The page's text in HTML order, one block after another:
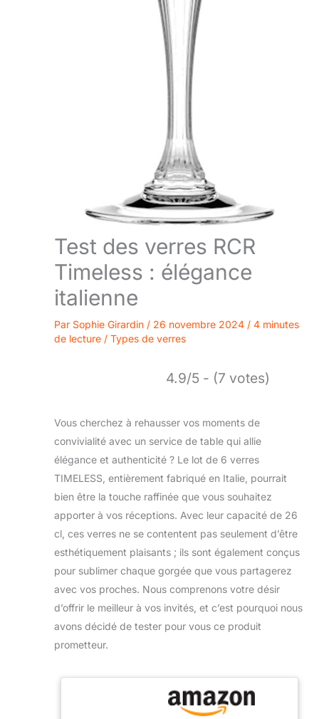
Test des verres RCR
Timeless : élégance
italienne
Par Sophie Girardin / 26 novembre 2024 / 4 minutes
de lecture / Types de verres
4.9/5 - (7 votes)
Vous cherchez à rehausser vos moments de
convivialité avec un service de table qui allie
élégance et authenticité ? Le lot de 6 verres
TIMELESS, entièrement fabriqué en Italie, pourrait
bien être la touche raffinée que vous souhaitez
apporter à vos réceptions. Avec leur capacité de 26
cl, ces verres ne se contentent pas seulement d’être
esthétiquement plaisants ; ils sont également conçus
pour sublimer chaque gorgée que vous partagerez
avec vos proches. Nous comprenons votre désir
d’offrir le meilleur à vos invités, et c’est pourquoi nous
avons décidé de tester pour vous ce produit
prometteur.